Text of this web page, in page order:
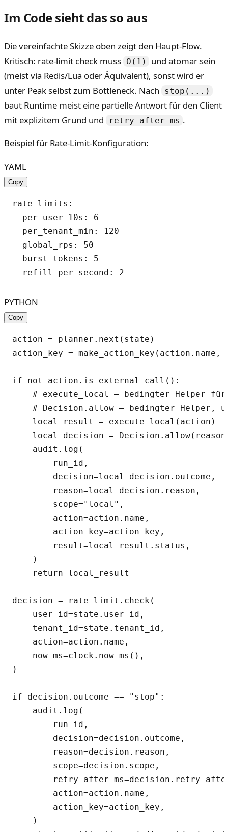
Im Code sieht das so aus
Die vereinfachte Skizze oben zeigt den Haupt-Flow.
Kritisch: rate-limit check muss O(1)
und atomar sein
(meist via Redis/Lua oder Äquivalent), sonst wird er
unter Peak selbst zum Bottleneck. Nach
stop(...)
baut Runtime meist eine partielle Antwort für den Client
mit explizitem Grund und
retry_after_ms .
Beispiel für Rate-Limit-Konfiguration:
YAML
Copy
rate_limits:
  per_user_10s: 6
  per_tenant_min: 120
  global_rps: 50
  burst_tokens: 5
PYTHON
Copy
action = planner.next(state)
action_key =
if not action.is_external_call():
# execute_local — bedingter Helper
# Decision.allow — bedingter Helper,
    local_result = execute_local(action)
local_decision =
    audit.log(
        run_id,
        decision=local_decision.outcome,
        reason=local_decision.reason,
        scope="local",
        action=action.name,
        action_key=action_key,
        result=local_result.status,
    )
    return local_result
decision = rate_limit.check(
    user_id=state.user_id,
    tenant_id=state.tenant_id,
    action=action.name,
    now_ms=clock.now_ms(),
)
if decision.outcome == "stop":
    audit.log(
        run_id,
        decision=decision.outcome,
        reason=decision.reason,
        scope=decision.scope,
        action=action.name,
        action_key=action_key,
    )